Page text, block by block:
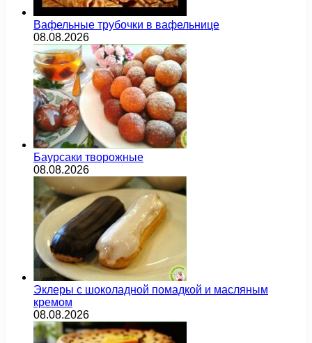
Вафельные трубочки в вафельнице
08.08.2026
Баурсаки творожные
08.08.2026
Эклеры с шоколадной помадкой и масляным
кремом
08.08.2026